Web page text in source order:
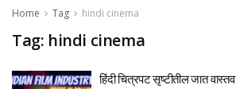
Home Tag hindi cinema
Tag: hindi cinema
हिंदी चित्रपट सृष्टीतील जात वास्तव